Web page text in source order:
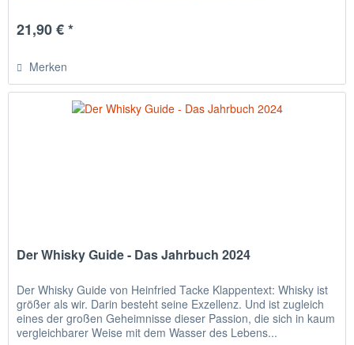
21,90 € *
Merken
Der Whisky Guide - Das Jahrbuch 2024
Der Whisky Guide von Heinfried Tacke Klappentext: Whisky ist
größer als wir. Darin besteht seine Exzellenz. Und ist zugleich
eines der großen Geheimnisse dieser Passion, die sich in kaum
vergleichbarer Weise mit dem Wasser des Lebens...